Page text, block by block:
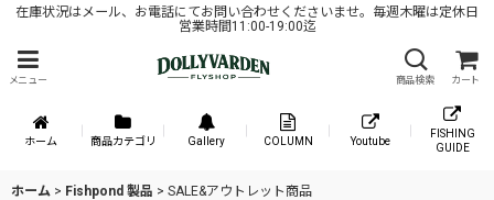
在庫状況はメール、お電話にてお問い合わせくださいませ。毎週木曜は定休日
営業時間11:00-19:00迄
メニュー 商品検索 カート
ホーム 商品カテゴリ Gallery COLUMN Youtube
FISHING
GUIDE
ホーム > Fishpond 製品 > SALE&アウトレット商品